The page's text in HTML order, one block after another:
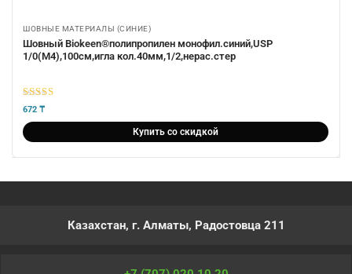
ШОВНЫЕ МАТЕРИАЛЫ (СИНИЕ)
Шовный Biokeen®полипропилен монофил.синий,USP
1/0(М4),100см,игла кол.40мм,1/2,нерас.стер
5из 5
672 ₸
Купить со скидкой
Казахстан, г. Алматы, Радостовца 211